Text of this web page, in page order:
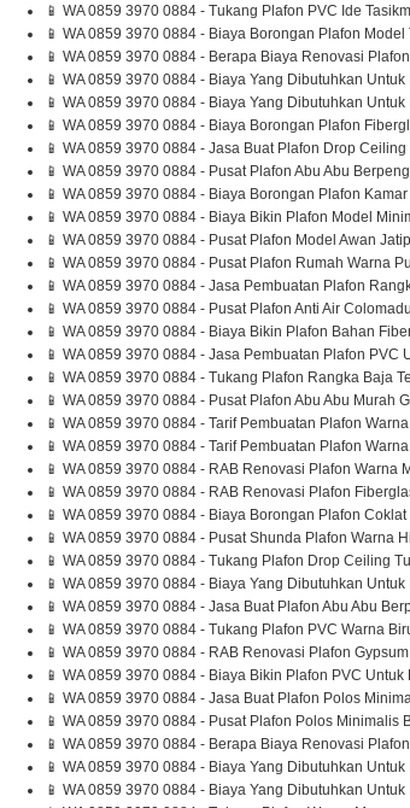
📱 WA 0859 3970 0884 - Tukang Plafon PVC Ide
📱 WA 0859 3970 0884 - Biaya Borongan Plafon
📱 WA 0859 3970 0884 - Berapa Biaya Renovasi
📱 WA 0859 3970 0884 - Biaya Yang Dibutuhkan
📱 WA 0859 3970 0884 - Biaya Yang Dibutuhkan
📱 WA 0859 3970 0884 - Biaya Borongan Plafon
📱 WA 0859 3970 0884 - Jasa Buat Plafon Drop
📱 WA 0859 3970 0884 - Pusat Plafon Abu Abu
📱 WA 0859 3970 0884 - Biaya Borongan Plafon
📱 WA 0859 3970 0884 - Biaya Bikin Plafon Model
📱 WA 0859 3970 0884 - Pusat Plafon Model Awan
📱 WA 0859 3970 0884 - Pusat Plafon Rumah Warna
📱 WA 0859 3970 0884 - Jasa Pembuatan Plafon
📱 WA 0859 3970 0884 - Pusat Plafon Anti Air
📱 WA 0859 3970 0884 - Biaya Bikin Plafon Bahan
📱 WA 0859 3970 0884 - Jasa Pembuatan Plafon
📱 WA 0859 3970 0884 - Tukang Plafon Rangka Baja
📱 WA 0859 3970 0884 - Pusat Plafon Abu Abu Murah
📱 WA 0859 3970 0884 - Tarif Pembuatan Plafon
📱 WA 0859 3970 0884 - Tarif Pembuatan Plafon
📱 WA 0859 3970 0884 - RAB Renovasi Plafon
📱 WA 0859 3970 0884 - RAB Renovasi Plafon
📱 WA 0859 3970 0884 - Biaya Borongan Plafon
📱 WA 0859 3970 0884 - Pusat Shunda Plafon Warna
📱 WA 0859 3970 0884 - Tukang Plafon Drop Ceiling
📱 WA 0859 3970 0884 - Biaya Yang Dibutuhkan
📱 WA 0859 3970 0884 - Jasa Buat Plafon Abu Abu
📱 WA 0859 3970 0884 - Tukang Plafon PVC Warna
📱 WA 0859 3970 0884 - RAB Renovasi Plafon
📱 WA 0859 3970 0884 - Biaya Bikin Plafon PVC
📱 WA 0859 3970 0884 - Jasa Buat Plafon Polos
📱 WA 0859 3970 0884 - Pusat Plafon Polos
📱 WA 0859 3970 0884 - Berapa Biaya Renovasi
📱 WA 0859 3970 0884 - Biaya Yang Dibutuhkan
📱 WA 0859 3970 0884 - Biaya Yang Dibutuhkan